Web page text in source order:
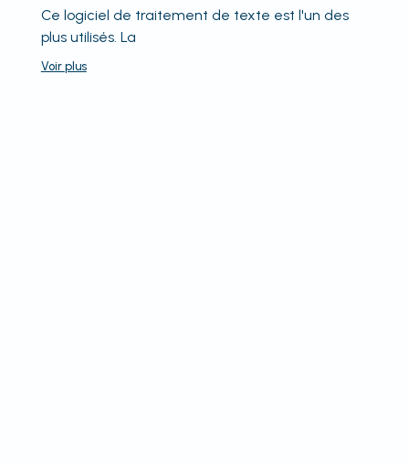
Ce logiciel de traitement de texte est l'un des
plus utilisés. La
Voir plus